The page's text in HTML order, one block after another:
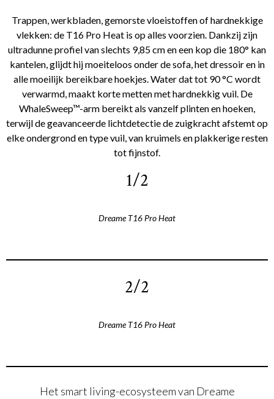
Trappen, werkbladen, gemorste vloeistoffen of hardnekkige
vlekken: de T16 Pro Heat is op alles voorzien. Dankzij zijn
ultradunne profiel van slechts 9,85 cm en een kop die 180° kan
kantelen, glijdt hij moeiteloos onder de sofa, het dressoir en in
alle moeilijk bereikbare hoekjes. Water dat tot 90 °C wordt
verwarmd, maakt korte metten met hardnekkig vuil. De
WhaleSweep™-arm bereikt als vanzelf plinten en hoeken,
terwijl de geavanceerde lichtdetectie de zuigkracht afstemt op
elke ondergrond en type vuil, van kruimels en plakkerige resten
tot fijnstof.
1/2
Dreame T16 Pro Heat
2/2
Dreame T16 Pro Heat
Het smart living-ecosysteem van Dreame